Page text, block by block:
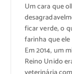
Um cara que
ficar verde, o
farinha que
Em 2014, um
Reino Unido